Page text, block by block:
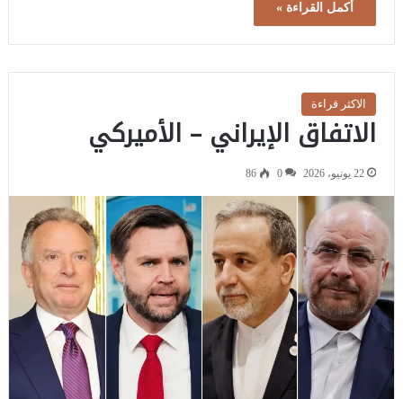
أكمل القراءة »
الاكثر قراءة
الاتفاق الإيراني – الأميركي
22 يونيو، 2026 0
86